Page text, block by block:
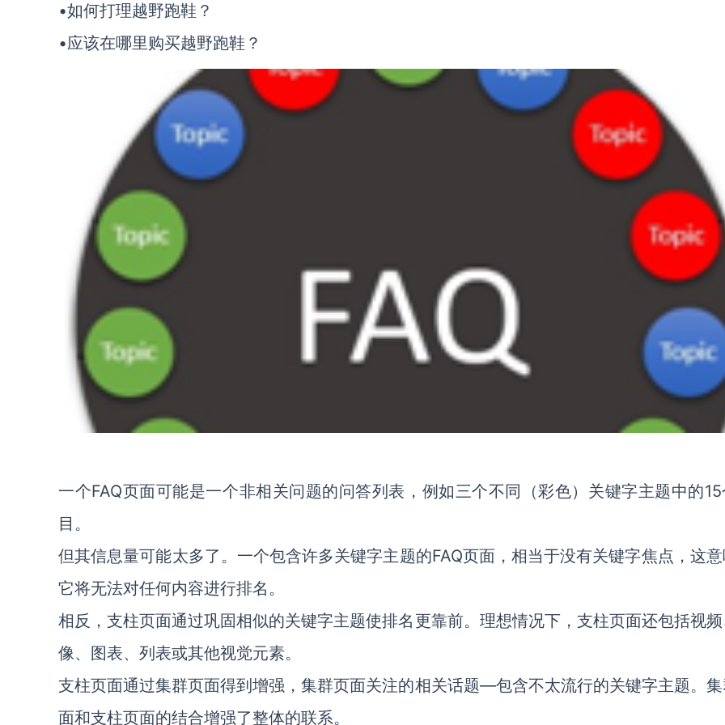
•如何打理越野跑鞋？
•应该在哪里购买越野跑鞋？
一个FAQ页面可能是一个非相关问题的问答列表，例如三个不同（彩色）关键字主题中的
目。
但其信息量可能太多了。一个包含许多关键字主题的FAQ页面，相当于没有关键字焦点，这
它将无法对任何内容进行排名。
相反，支柱页面通过巩固相似的关键字主题使排名更靠前。理想情况下，支柱页面还包括视
像、图表、列表或其他视觉元素。
支柱页面通过集群页面得到增强，集群页面关注的相关话题—包含不太流行的关键字主题。
面和支柱页面的结合增强了整体的联系。